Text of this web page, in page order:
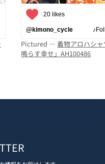
20 likes
@kimono_cycle
Pictured —着物アロハシ
鳴らす幸せ」AH100486